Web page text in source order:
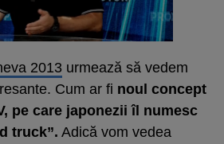
2013 urmează să vedem
Cum ar fi noul concept
pe care japonezii îl numesc
truck”. Adică vom vedea